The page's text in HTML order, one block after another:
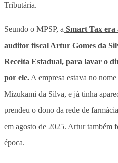
Tributária.
Seundo o MPSP, a Smart Tax era
auditor fiscal Artur Gomes da
Receita Estadual, para lavar o
por ele. A empresa estava no
Mizukami da Silva, e já tinha
prendeu o dono da rede de
em agosto de 2025. Artur também
época.